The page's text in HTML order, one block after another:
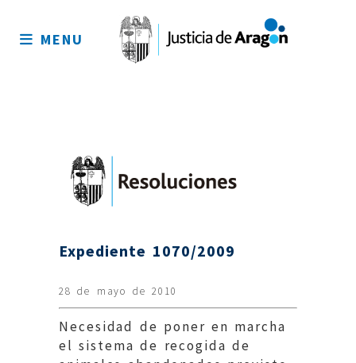
sitio
MENU
Expediente 1070/2009
28 de mayo de 2010
Necesidad de poner en marcha
el sistema de recogida de